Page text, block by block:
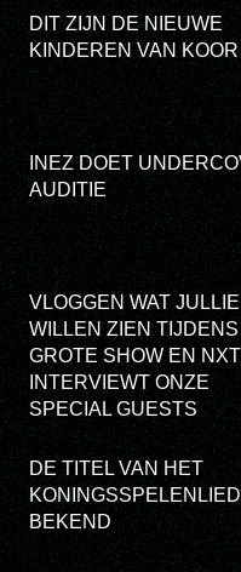
DIT ZIJN DE NIEUWE
KINDEREN VAN
INEZ DOET
AUDITIE
VLOGGEN WAT JULLIE
WILLEN ZIEN
GROTE SHOW EN NXT
INTERVIEWT ONZE
SPECIAL GUESTS
DE TITEL VAN HET
BEKEND